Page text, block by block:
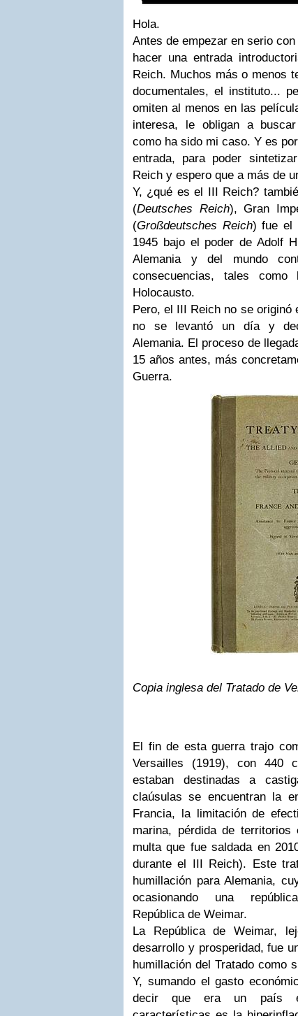
Hola.
Antes de empezar en serio
hacer una entrada
Reich. Muchos más o menos
documentales, el instituto...
omiten al menos en las
interesa, le obligan a buscar
como ha sido mi caso. Y es
entrada, para poder
Reich y espero que a más de
Y, ¿qué es el III Reich?
(Deutsches Reich), Gran
(Großdeutsches Reich) fue el
1945 bajo el poder de Adolf
Alemania y del mundo
consecuencias, tales
Holocausto.
Pero, el III Reich no se originó
no se levantó un día y
Alemania. El proceso de
15 años antes, más
Guerra.
Copia inglesa del Tratado de
El fin de esta guerra trajo
Versailles (1919), con 440
estaban destinadas a
claúsulas se encuentran la
Francia, la limitación de
marina, pérdida de
multa que fue saldada en
durante el III Reich). Este
humillación para Alemania,
ocasionando una
República de Weimar.
La República de Weimar,
desarrollo y prosperidad, fue
humillación del Tratado como
Y, sumando el gasto
decir que era un país